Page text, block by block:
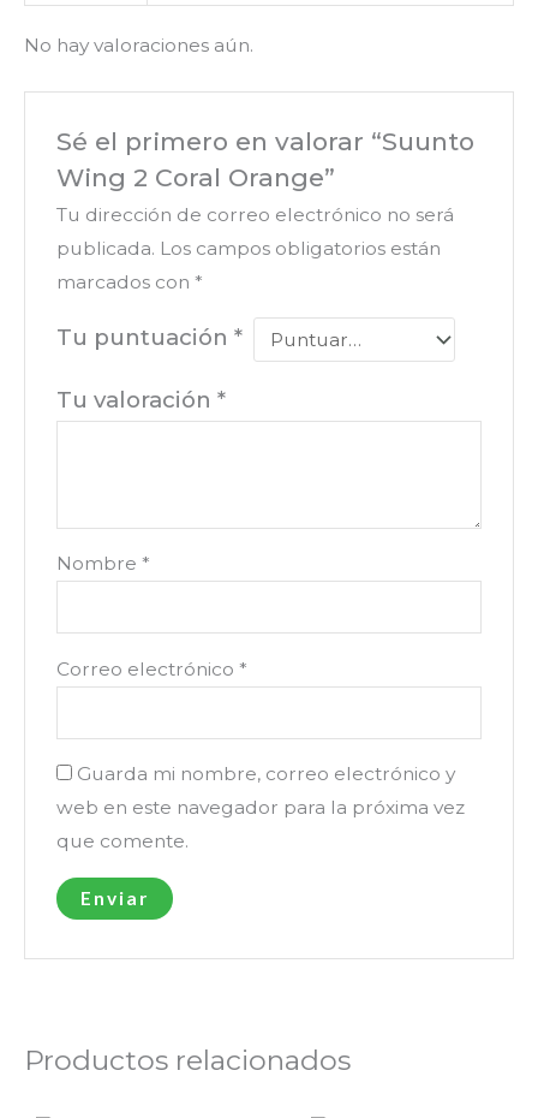
No hay valoraciones aún.
Sé el primero en valorar “Suunto
Wing 2 Coral Orange”
Tu dirección de correo electrónico no será
publicada. Los campos obligatorios están
marcados con *
Tu puntuación *
Tu valoración *
Nombre *
Correo electrónico *
Guarda mi nombre, correo electrónico y
web en este navegador para la próxima vez
que comente.
Productos relacionados